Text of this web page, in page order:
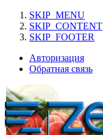
SKIP_MENU
SKIP_CONTENT
SKIP_FOOTER
Авторизация
Обратная связь